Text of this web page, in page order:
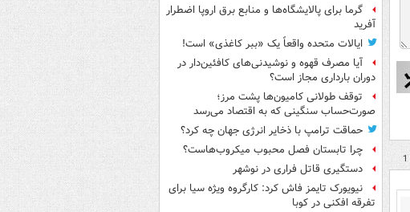
گرما برای پالایشگاه‌ها و منابع برق اروپا اضطرار
آفرید
ایالات متحده واقعاً یک «ببر کاغذی» است!
آیا مصرف قهوه و نوشیدنی‌های کافئین‌دار در
دوران بارداری مجاز است؟
توقف طولانی کامیون‌ها پشت مرز؛
صورت‌حساب سنگینی که به اقتصاد می‌رسد
حماقت ترامپ با ذخایر انرژی جهان چه کرد؟
چرا تابستان فصل محبوب میکروب‌هاست؟
دستگیری قاتل فراری در نوشهر
نیویورک تایمز فاش کرد: کارگروه ویژه سیا برای
تفرقه افکنی در کوبا